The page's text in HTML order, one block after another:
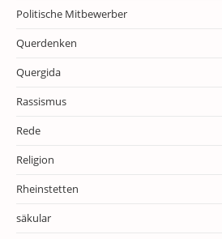
Politische Mitbewerber
Querdenken
Quergida
Rassismus
Rede
Religion
Rheinstetten
säkular